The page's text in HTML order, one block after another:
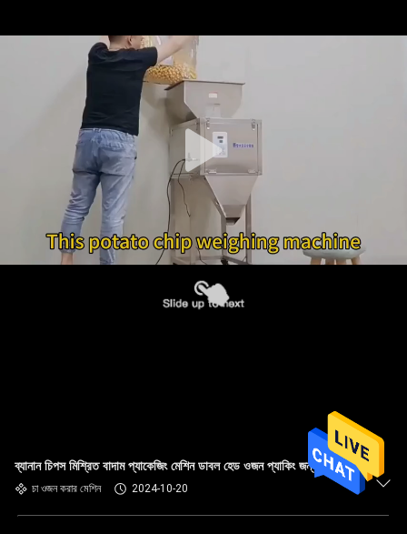
ব্যানান চিপস মিশ্রিত বাদাম প্যাকেজিং মেশিন ডাবল হেড ওজন প্যাকিং জন্য
চা ওজন করার মেশিন 2024-10-20